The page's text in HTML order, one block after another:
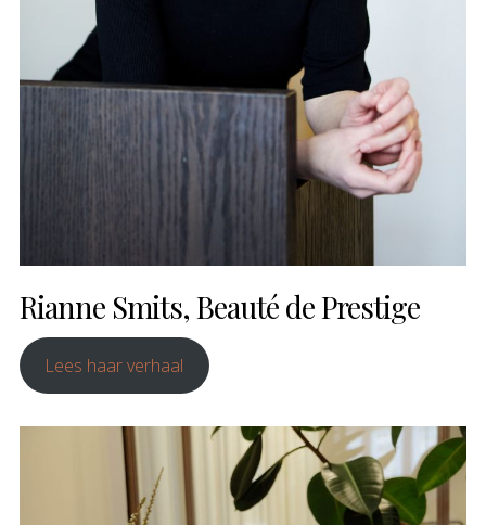
Rianne Smits, Beauté de Prestige
Lees haar verhaal